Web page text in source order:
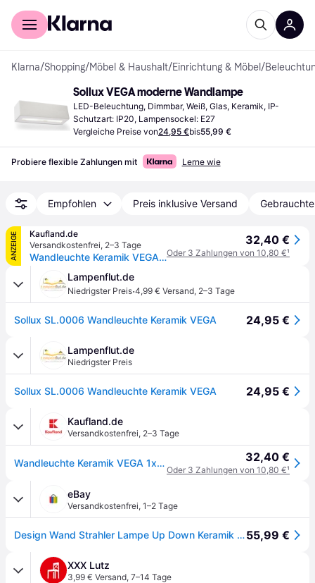
Für Shopper
Klarna/Shopping/Möbel & Haushalt/Einrichtung & Möbel /
Sollux VEGA moderne Wandlampe
LED-Beleuchtung, Dimmbar, Weiß, Glas, Keramik, IP-
Schutzart: IP20, Lampensockel: E27
Vergleiche Preise von24,95 €bis55,99 €
Probiere flexible Zahlungen mit Lerne wie
Empfohlen Preis inklusive Versand
ANZEIGE
Kaufland.de
Versandkostenfrei, 2–3 Tage
Wandleuchte Keramik VEGA 1xE27 15W Keramik/Glas 9.5x9.5x32.5cm Sollux Lighting
32,40 €
Oder 3 Zahlungen von 10,80 €¹
Lampenflut.de
Niedrigster Preis·4,99 € Versand, 2–3 Tage
Sollux SL.0006 Wandleuchte Keramik VEGA 24,95 €
Lampenflut.de
Niedrigster Preis
Sollux SL.0006 Wandleuchte Keramik VEGA 24,95 €
Kaufland.de
Versandkostenfrei, 2–3 Tage
Wandleuchte Keramik VEGA 1xE27 15W Keramik/Glas 9.5x9.5x32.5cm Sollux Lighting 32,40 €
Oder 3 Zahlungen von 10,80 €¹
eBay
Versandkostenfrei, 1–2 Tage
Design Wand Strahler Lampe Up Down Keramik Ess Zimmer Leuchte Bemalbar Weiß55,99 €
XXX Lutz
3,99 € Versand, 7–14 Tage